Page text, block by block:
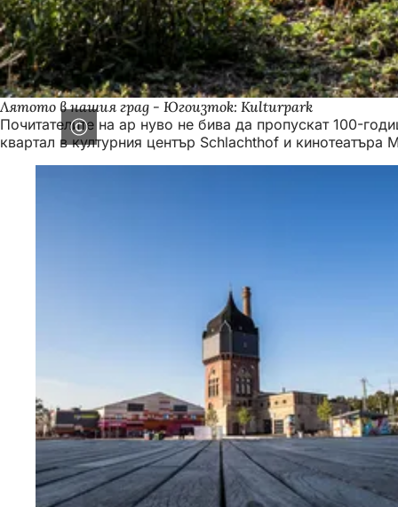
Лятото в нашия град - Югоизток: Kulturpark
Почитателите на ар нуво не бива да пропускат 100-
квартал в културния център Schlachthof и